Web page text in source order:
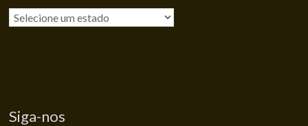
Siga-nos